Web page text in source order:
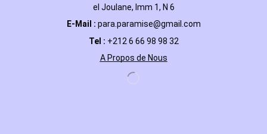
el Joulane, Imm 1, N 6
E-Mail : para.paramise@gmail.com
Tel : +212 6 66 98 98 32
A Propos de Nous